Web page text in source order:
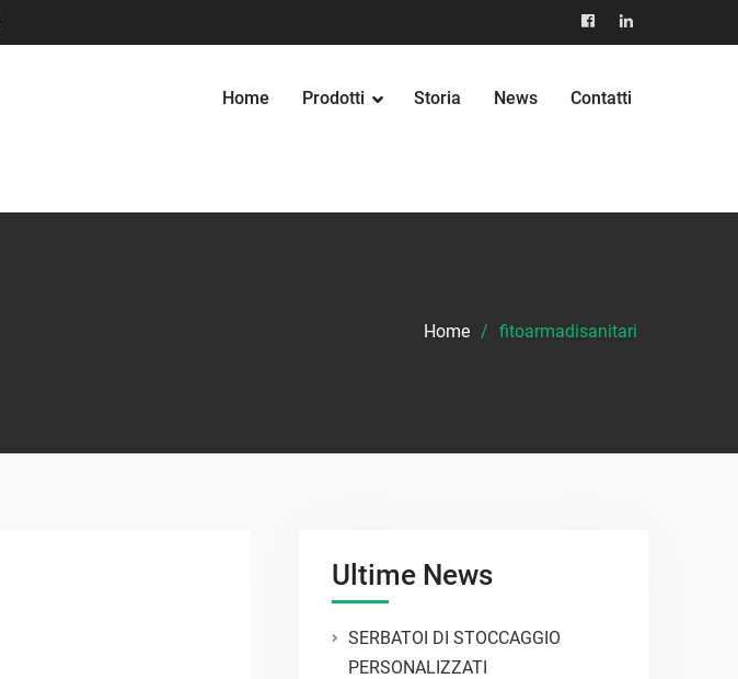
facebookLinkedin
Home Prodotti Storia News Contatti
Home fitoarmadisanitari
Ultime News
SERBATOI DI STOCCAGGIO
PERSONALIZZATI